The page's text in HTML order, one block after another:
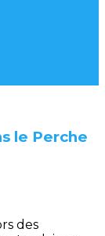
le Perche
des